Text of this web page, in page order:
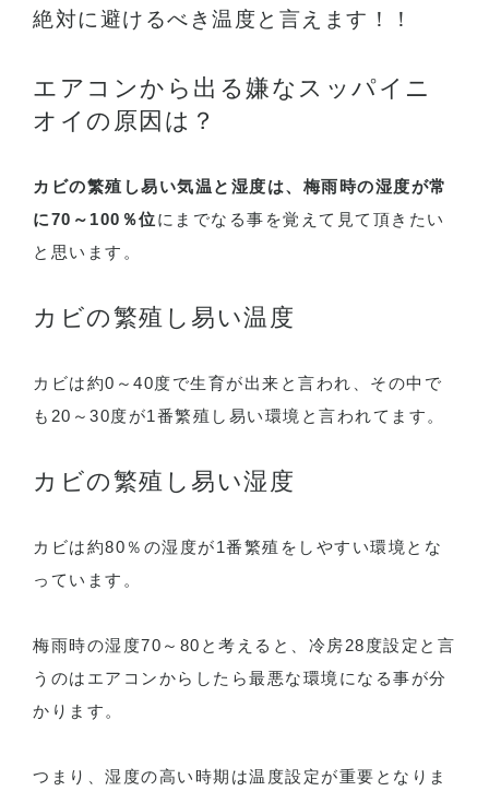
絶対に避けるべき温度と言えます！！
エアコンから出る嫌なスッパイニ
オイの原因は？
カビの繁殖し易い気温と湿度は、梅雨時の湿度が常
に70～100％位にまでなる事を覚えて見て頂きたい
と思います。
カビの繁殖し易い温度
カビは約0～40度で生育が出来と言われ、その中で
も20～30度が1番繁殖し易い環境と言われてます。
カビの繁殖し易い湿度
カビは約80％の湿度が1番繁殖をしやすい環境とな
っています。
梅雨時の湿度70～80と考えると、冷房28度設定と言
うのはエアコンからしたら最悪な環境になる事が分
かります。
つまり、湿度の高い時期は温度設定が重要となりま